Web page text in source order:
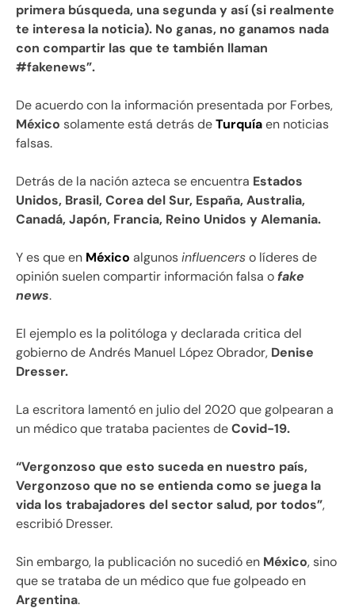
primera búsqueda, una segunda y así (si realmente
te interesa la noticia). No ganas, no ganamos nada
con compartir las que te también llaman
#fakenews”.
De acuerdo con la información presentada por Forbes,
México solamente está detrás deTurquíaen noticias
falsas.
Detrás de la nación azteca se encuentra Estados
Unidos, Brasil, Corea del Sur, España, Australia,
Canadá, Japón, Francia, Reino Unidos y Alemania.
Y es que en México algunosinfluencerso líderes de
opinión suelen compartir información falsa ofake
news.
El ejemplo es la politóloga y declarada critica del
gobierno de Andrés Manuel López Obrador, Denise
Dresser.
La escritora lamentó en julio del 2020 que golpearan a
un médico que trataba pacientes deCovid-19.
“Vergonzoso que esto suceda en nuestro país,
Vergonzoso que no se entienda como se juega la
vida los trabajadores del sector salud, por todos”,
escribió Dresser.
Sin embargo, la publicación no sucedió en México, sino
que se trataba de un médico que fue golpeado en
Argentina.